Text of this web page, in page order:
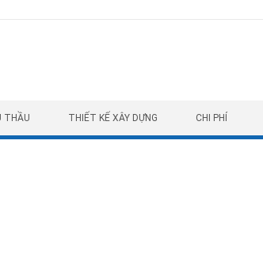
THẦU THIẾT KẾ XÂY DỰNG CHI PHÍ